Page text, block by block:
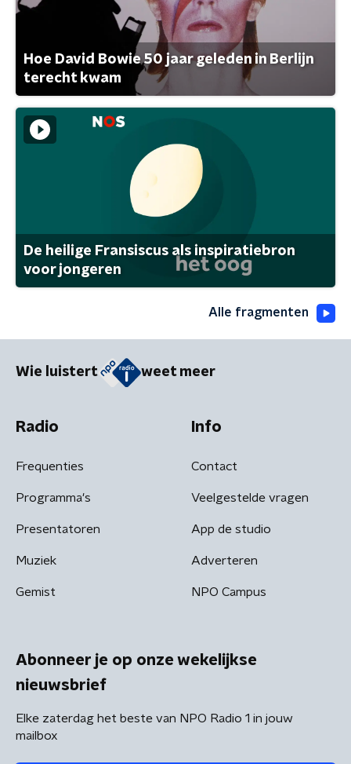
Hoe David Bowie 50 jaar geleden in Berlijn
terecht kwam
De heilige Fransiscus als inspiratiebron
voor jongeren
Alle fragmenten
Wie luistert weet meer
Radio
Frequenties
Programma's
Presentatoren
Muziek
Gemist
Info
Contact
Veelgestelde vragen
App de studio
Adverteren
NPO Campus
Abonneer je op onze wekelijkse
nieuwsbrief
Elke zaterdag het beste van NPO Radio 1 in jouw
mailbox